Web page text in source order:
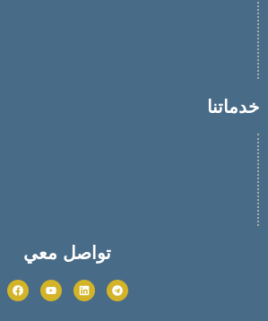
خدماتنا
تواصل معي